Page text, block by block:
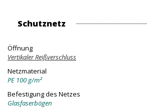
Schutznetz
Öffnung
Vertikaler Reißverschluss
Netzmaterial
PE 100 g/m²
Befestigung des Netzes
Glasfaserbögen